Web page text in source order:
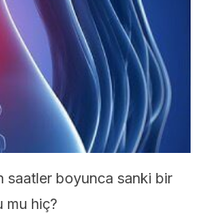
saatler boyunca sanki bir
mu hiç?